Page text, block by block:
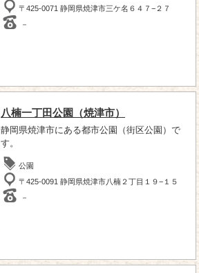
〒425-0071 静岡県焼津市三ケ名６４７−２７
－
八楠一丁田公園（焼津市）
静岡県焼津市にある都市公園（街区公園）で
す。
公園
〒425-0091 静岡県焼津市八楠２丁目１９−１５
－